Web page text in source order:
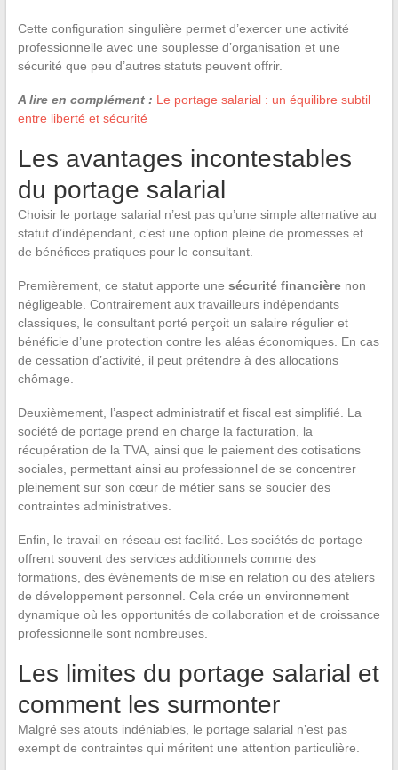
Cette configuration singulière permet d’exercer une activité
professionnelle avec une souplesse d’organisation et une
sécurité que peu d’autres statuts peuvent offrir.
A lire en complément : Le portage salarial : un équilibre subtil
entre liberté et sécurité
Les avantages incontestables
du portage salarial
Choisir le portage salarial n’est pas qu’une simple alternative au
statut d’indépendant, c’est une option pleine de promesses et
de bénéfices pratiques pour le consultant.
Premièrement, ce statut apporte une sécurité financièrenon
négligeable. Contrairement aux travailleurs indépendants
classiques, le consultant porté perçoit un salaire régulier et
bénéficie d’une protection contre les aléas économiques. En cas
de cessation d’activité, il peut prétendre à des allocations
chômage.
Deuxièmement, l’aspect administratif et fiscal est simplifié. La
société de portage prend en charge la facturation, la
récupération de la TVA, ainsi que le paiement des cotisations
sociales, permettant ainsi au professionnel de se concentrer
pleinement sur son cœur de métier sans se soucier des
contraintes administratives.
Enfin, le travail en réseau est facilité. Les sociétés de portage
offrent souvent des services additionnels comme des
formations, des événements de mise en relation ou des ateliers
de développement personnel. Cela crée un environnement
dynamique où les opportunités de collaboration et de croissance
professionnelle sont nombreuses.
Les limites du portage salarial et
comment les surmonter
Malgré ses atouts indéniables, le portage salarial n’est pas
exempt de contraintes qui méritent une attention particulière.